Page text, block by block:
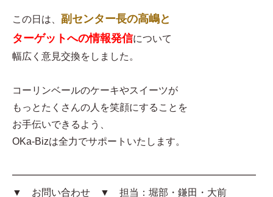
この日は、 副センター長の高嶋と
ターゲットへの情報発信について
幅広く意見交換をしました。
コーリンベールのケーキやスイーツが
もっとたくさんの人を笑顔にすることを
お手伝いできるよう、
OKa-Bizは全力でサポートいたします。
━━━━━━━━━━━━━━━━━━━━━━━━━
▼ お問い合わせ ▼ 担当：堀部・鎌田・大前